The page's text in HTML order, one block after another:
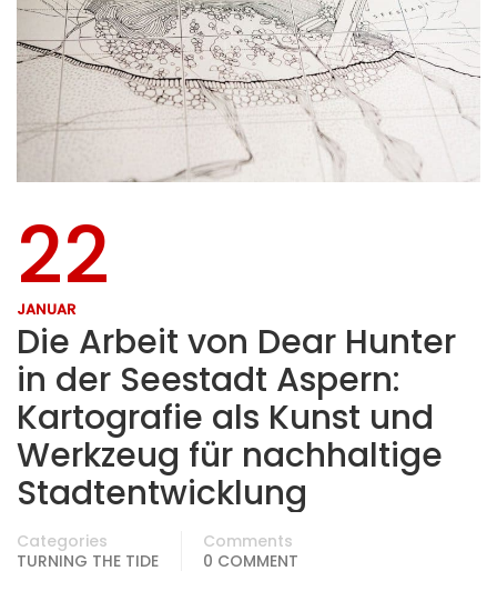
22
JANUAR
Die Arbeit von Dear Hunter
in der Seestadt Aspern:
Kartografie als Kunst und
Werkzeug für nachhaltige
Stadtentwicklung
Categories
TURNING THE TIDE
Comments
0 COMMENT